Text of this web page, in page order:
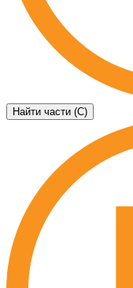
Найти части (C)